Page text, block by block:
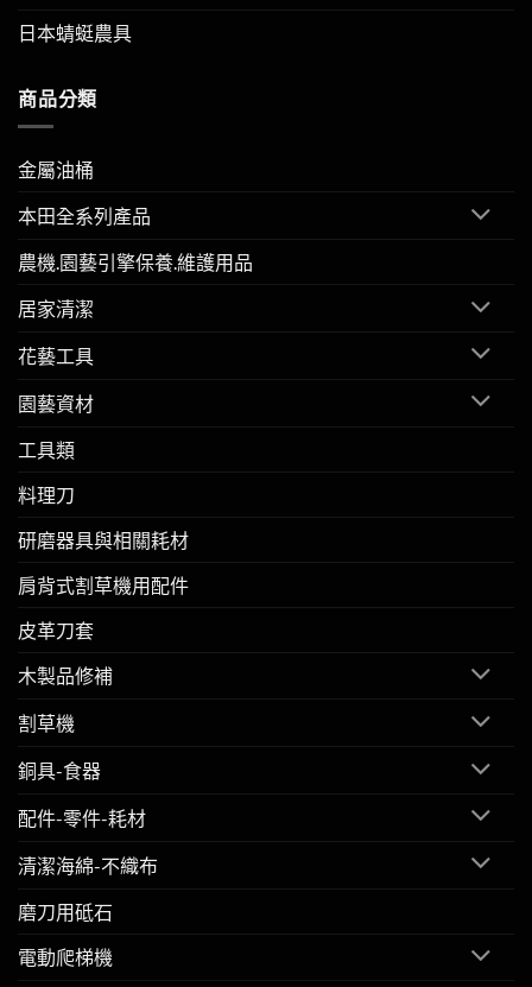
日本蜻蜓農具
商品分類
金屬油桶
本田全系列產品
農機.園藝引擎保養.維護用品
居家清潔
花藝工具
園藝資材
工具類
料理刀
研磨器具與相關耗材
肩背式割草機用配件
皮革刀套
木製品修補
割草機
銅具-食器
配件-零件-耗材
清潔海綿-不織布
磨刀用砥石
電動爬梯機